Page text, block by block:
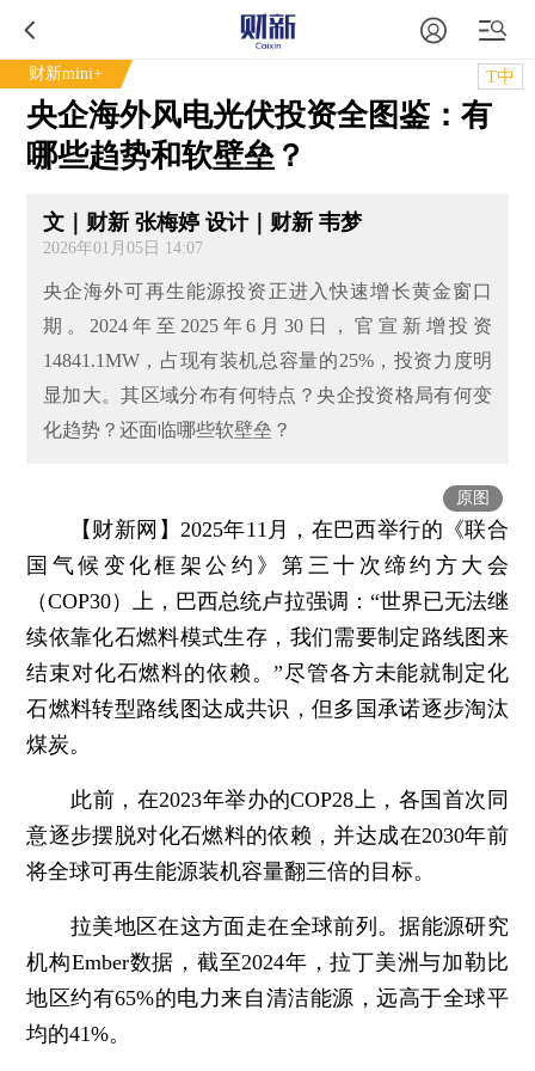
财新mini+ T中
央企海外风电光伏投资全图鉴：有
哪些趋势和软壁垒？
文｜财新 张梅婷 设计｜财新 韦梦
2026年01月05日 14:07
央企海外可再生能源投资正进入快速增长黄金窗口
期。2024年至2025年6月30日，官宣新增投资
14841.1MW，占现有装机总容量的25%，投资力度明
显加大。其区域分布有何特点？央企投资格局有何变
化趋势？还面临哪些软壁垒？
原图
【财新网】 2025年11月，在巴西举行的《联合
国气候变化框架公约》第三十次缔约方大会
（COP30）上，巴西总统卢拉强调：“世界已无法继
续依靠化石燃料模式生存，我们需要制定路线图来
结束对化石燃料的依赖。”尽管各方未能就制定化
石燃料转型路线图达成共识，但多国承诺逐步淘汰
煤炭。
此前，在2023年举办的COP28上，各国首次同
意逐步摆脱对化石燃料的依赖，并达成在2030年前
将全球可再生能源装机容量翻三倍的目标。
拉美地区在这方面走在全球前列。据能源研究
机构Ember数据，截至2024年，拉丁美洲与加勒比
地区约有65%的电力来自清洁能源，远高于全球平
均的41%。